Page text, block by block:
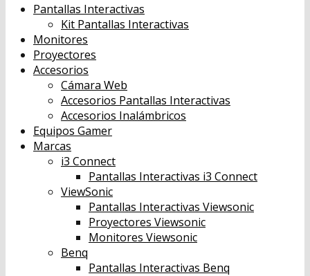
Pantallas Interactivas
Kit Pantallas Interactivas
Monitores
Proyectores
Accesorios
Cámara Web
Accesorios Pantallas Interactivas
Accesorios Inalámbricos
Equipos Gamer
Marcas
i3 Connect
Pantallas Interactivas i3 Connect
ViewSonic
Pantallas Interactivas Viewsonic
Proyectores Viewsonic
Monitores Viewsonic
Benq
Pantallas Interactivas Benq